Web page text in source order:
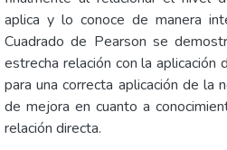
aplica y lo conoce de manera
Cuadrado de Pearson se
estrecha relación con la
para una correcta aplicación de
de mejora en cuanto a
relación directa.